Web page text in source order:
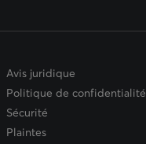
Avis juridique
Politique de confidentialité
Sécurité
Plaintes